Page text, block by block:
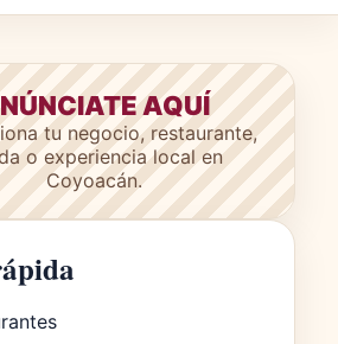
AQUÍ
tu negocio, restaurante,
o experiencia local en
Coyoacán.